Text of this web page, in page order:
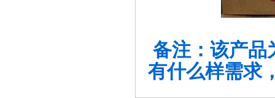
备注：该产品
有什么样需求